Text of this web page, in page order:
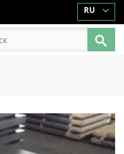
RU